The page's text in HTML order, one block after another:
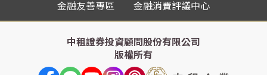
金融友善專區 金融消費評議中心
中租證券投資顧問股份有限公司
版權所有